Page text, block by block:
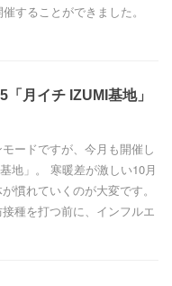
することができました。
「月イチ IZUMI基地」
ードですが、今月も開催し
地」。 寒暖差が激しい10月
慣れていくのが大変です。
種を打つ前に、インフルエ